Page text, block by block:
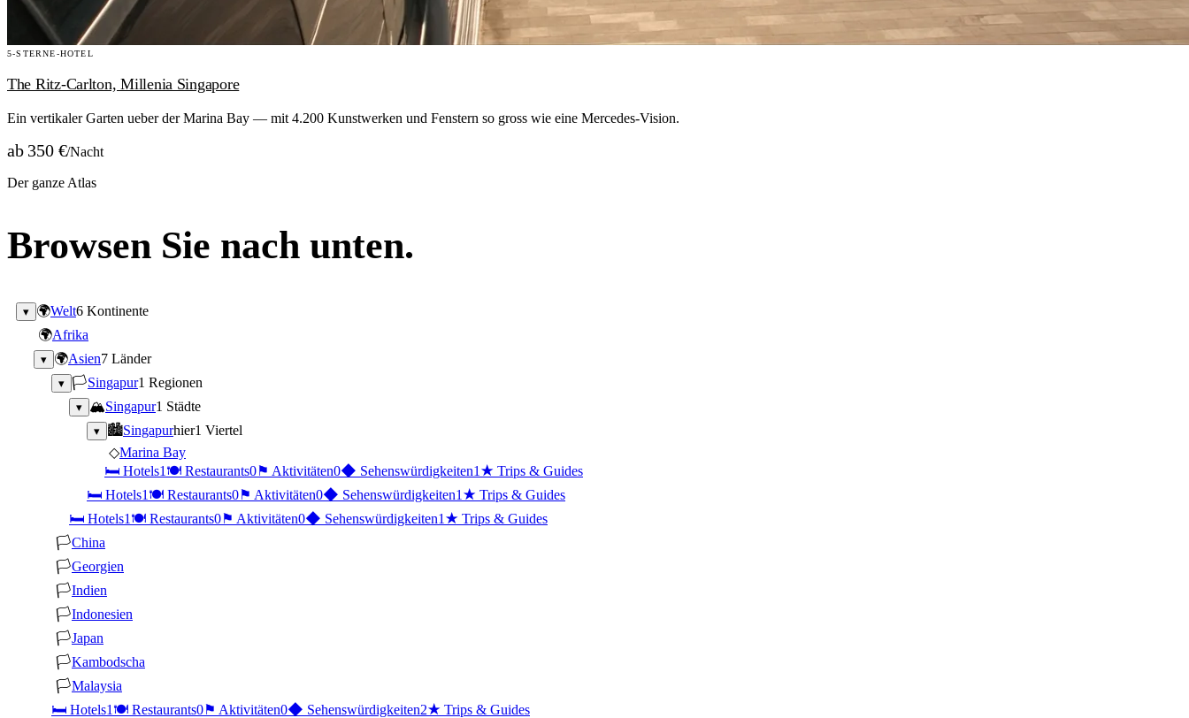
5-STERNE-HOTEL
The Ritz-Carlton, Millenia Singapore
Ein vertikaler Garten ueber der Marina Bay — mit 4.200 Kunstwerken und Fenstern so gross wie eine Mercedes-Vision.
ab 350 €/Nacht
Der ganze Atlas
Browsen Sie nach unten.
▾ 🌍Welt6 Kontinente
🌍Afrika
▾ 🌍Asien7 Länder
▾ 🏳Singapur1 Regionen
▾ 🏔Singapur1 Städte
▾ 🏙Singapurhier1 Viertel
◇Marina Bay
🛏 Hotels1 🍽 Restaurants0⚑ Aktivitäten0◆ Sehenswürdigkeiten1 ★ Trips & Guides
🛏 Hotels1 🍽 Restaurants0⚑ Aktivitäten0◆ Sehenswürdigkeiten1 ★ Trips & Guides
🛏 Hotels1 🍽 Restaurants0⚑ Aktivitäten0◆ Sehenswürdigkeiten1 ★ Trips & Guides
🏳China
🏳Georgien
🏳Indien
🏳Indonesien
🏳Japan
🏳Kambodscha
🏳Malaysia
🛏 Hotels1 🍽 Restaurants0⚑ Aktivitäten0◆ Sehenswürdigkeiten2★ Trips & Guides